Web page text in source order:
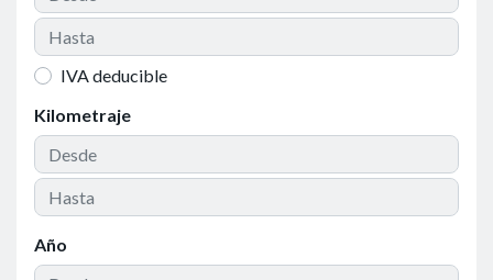
IVA deducible
Kilometraje
Año